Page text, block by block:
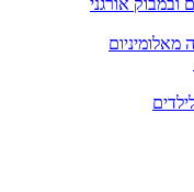
מאלומיניום